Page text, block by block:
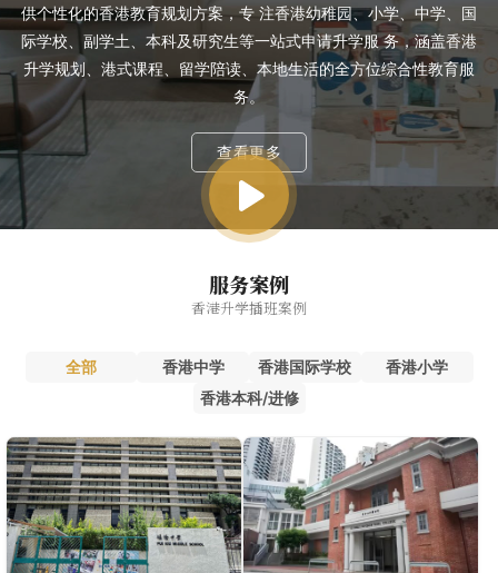
供个性化的香港教育规划方案，专 注香港幼稚园、小学、中学、国
际学校、副学土、本科及研究生等一站式申请升学服 务，涵盖香港
升学规划、港式课程、留学陪读、本地生活的全方位综合性教育服
务。
查看更多
服务案例
香港升学插班案例
全部 香港中学 香港国际学校
香港小学
香港本科/进修